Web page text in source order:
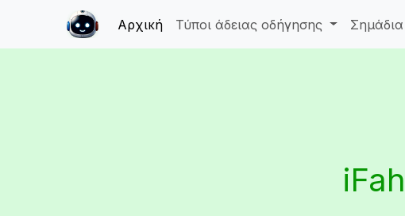
Αρχική Τύποι άδειας οδήγησης